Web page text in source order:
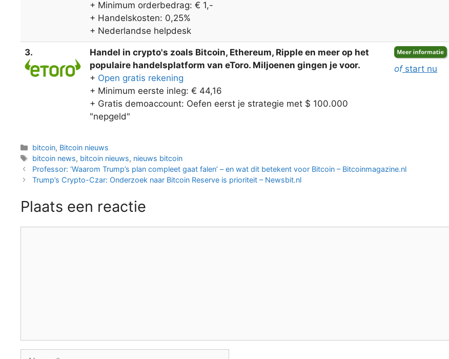
+ Minimum orderbedrag: € 1,-
+ Handelskosten: 0,25%
+ Nederlandse helpdesk
3.
Handel in crypto's zoals Bitcoin, Ethereum, Ripple en meer op het
populaire handelsplatform van eToro. Miljoenen gingen je voor.
+ Open gratis rekening
+ Minimum eerste inleg: € 44,16
+ Gratis demoaccount: Oefen eerst je strategie met $ 100.000
"nepgeld"
ofstart nu
Categorieën
bitcoin, Bitcoin nieuws
Tags
bitcoin news, bitcoin nieuws, nieuws bitcoin
Berichtnavigatie
Professor: ‘Waarom Trump’s plan compleet gaat falen’ – en wat dit betekent voor Bitcoin – Bitcoinmagazine.nl
Trump’s Crypto-Czar: Onderzoek naar Bitcoin Reserve is prioriteit – Newsbit.nl
Plaats een reactie
Naam